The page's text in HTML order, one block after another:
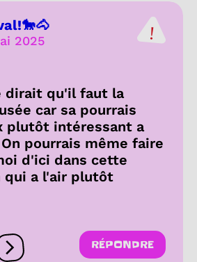
2025
dirait qu'il faut la
car sa pourrais
plutôt intéressant a
pourrais même faire
d'ici dans cette
qui a l'air plutôt
Ouvrir les réactions
RÉPONDRE